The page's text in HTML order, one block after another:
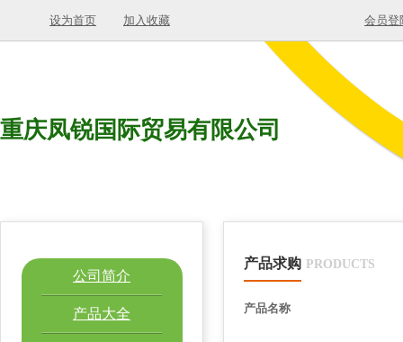
设为首页 加入收藏 会员登
重庆凤锐国际贸易有限公司
公司简介
产品大全
产品求购 PRODUCTS
产品名称